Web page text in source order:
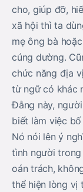
cho, giúp đỡ,
xã hội thì ta
mẹ ông bà
cúng dường.
chức năng địa
từ ngữ có khác
Đằng này,
biết làm việc
Nó nói lên ý
tình người
oán trách,
thể hiện lòng vị